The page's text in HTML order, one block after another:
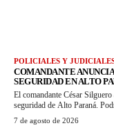
POLICIALES Y
COMANDANTE
SEGURIDAD EN ALTO
El comandante César
seguridad de Alto Paraná.
7 de agosto de 2026